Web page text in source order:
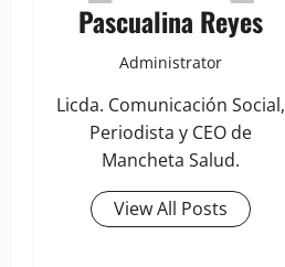
Pascualina Reyes
Administrator
Licda. Comunicación Social,
Periodista y CEO de
Mancheta Salud.
View All Posts